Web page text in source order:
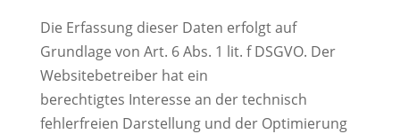
Die Erfassung dieser Daten erfolgt auf
Grundlage von Art. 6 Abs. 1 lit. f DSGVO. Der
Websitebetreiber hat ein
berechtigtes Interesse an der technisch
fehlerfreien Darstellung und der Optimierung